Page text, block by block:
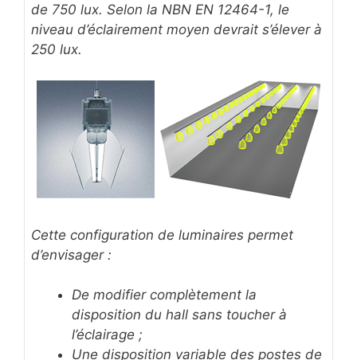
de 750 lux. Selon la NBN EN 12464-1, le
niveau d’éclairement moyen devrait s’élever à
250 lux.
Cette configuration de luminaires permet
d’envisager :
De modifier complètement la
disposition du hall sans toucher à
l’éclairage ;
Une disposition variable des postes de